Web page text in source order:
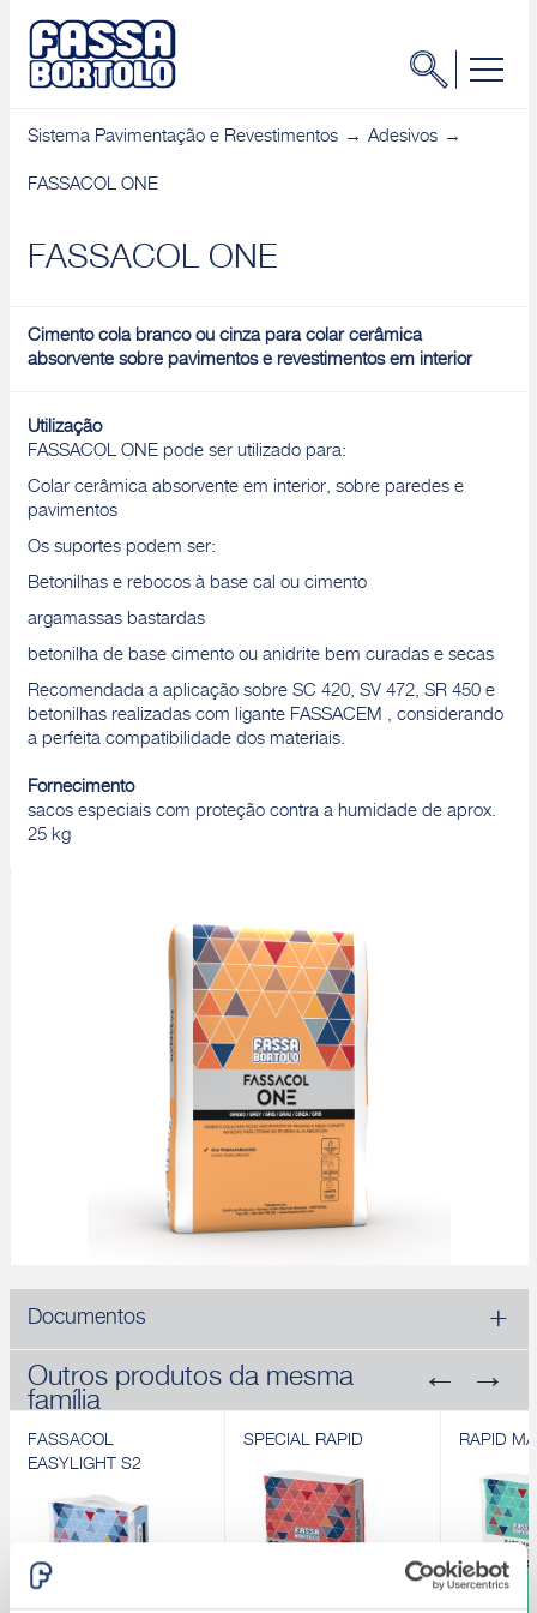
Sistema Pavimentação e Revestimentos Adesivos
FASSACOL ONE
FASSACOL ONE
Cimento cola branco ou cinza para colar cerâmica
absorvente sobre pavimentos e revestimentos em interior
Utilização
FASSACOL ONE pode ser utilizado para:
Colar cerâmica absorvente em interior, sobre paredes e
pavimentos
Os suportes podem ser:
Betonilhas e rebocos à base cal ou cimento
argamassas bastardas
betonilha de base cimento ou anidrite bem curadas e secas
Recomendada a aplicação sobre SC 420, SV 472, SR 450 e
betonilhas realizadas com ligante FASSACEM , considerando
a perfeita compatibilidade dos materiais.
Fornecimento
sacos especiais com proteção contra a humidade de aprox.
25 kg
Documentos
Outros produtos da mesma
família
FASSACOL
EASYLIGHT S2
SPECIAL RAPID RAPID